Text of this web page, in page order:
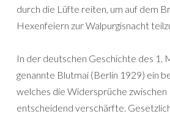
durch die Lüfte reiten, um auf dem
Hexenfeiern zur Walpurgisnacht
In der deutschen Geschichte des 1.
genannte Blutmai (Berlin 1929) ein
welches die Widersprüche zwischen
entscheidend verschärfte.